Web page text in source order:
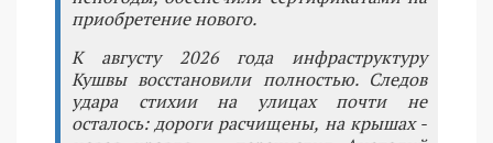
приобретение нового.
К августу 2026 года инфраструктуру
Кушвы восстановили полностью. Следов
удара стихии на улицах почти не
осталось: дороги расчищены, на крышах -